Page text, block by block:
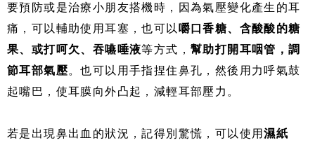
要預防或是治療小朋友搭機時，因為氣壓變化產生的耳
痛，可以輔助使用耳塞，也可以 嚼口香糖、含酸酸的糖
果、或打呵欠、吞嚥唾液等方式，幫助打開耳咽管，調
節耳部氣壓。也可以用手指捏住鼻孔，然後用力呼氣鼓
起嘴巴，使耳膜向外凸起，減輕耳部壓力。
若是出現鼻出血的狀況，記得別驚慌，可以使用濕紙